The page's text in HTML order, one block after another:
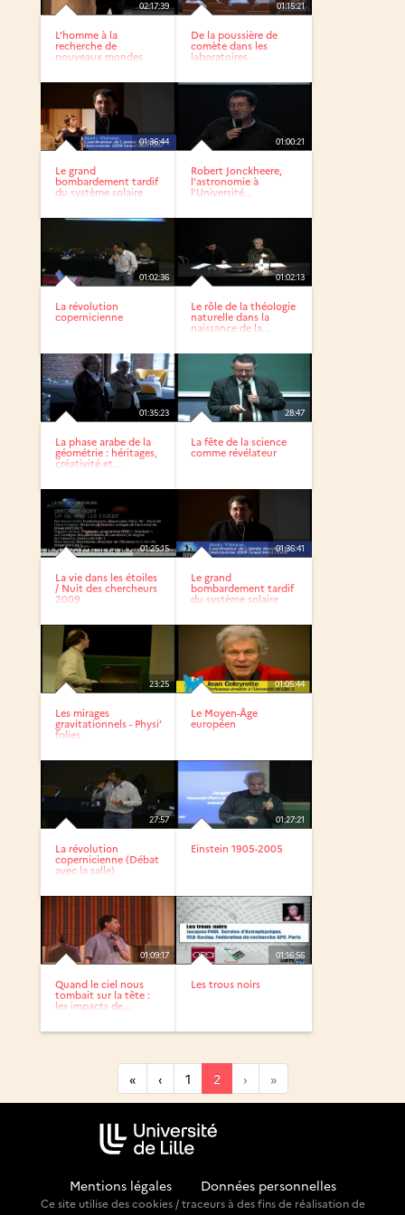
02:17:39
L’homme à la
recherche de
nouveaux mondes
01:15:21
De la poussière de
comète dans les
laboratoires
01:36:44
Le grand
bombardement tardif
du système solaire
01:00:21
Robert Jonckheere,
l’astronomie à
l’Université...
01:02:36
La révolution
copernicienne
01:02:13
Le rôle de la théologie
naturelle dans la
naissance de la...
01:35:23
La phase arabe de la
géométrie : héritages,
créativité et...
28:47
La fête de la science
comme révélateur
01:25:15
La vie dans les étoiles
/ Nuit des chercheurs
2009
01:36:41
Le grand
bombardement tardif
du système solaire
23:25
Les mirages
gravitationnels - Physi’
folies
01:05:44
Le Moyen-Âge
européen
27:57
La révolution
copernicienne (Débat
avec la salle)
01:27:21
Einstein 1905-2005
01:09:17
Quand le ciel nous
tombait sur la tête :
les impacts de...
01:16:56
Les trous noirs
« ‹ 1 2 › »
Mentions légales Données personnelles
Ce site utilise des cookies / traceurs à des fins de réalisation de